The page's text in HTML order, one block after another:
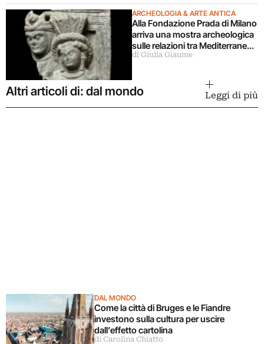
ARCHEOLOGIA & ARTE ANTICA
Alla Fondazione Prada di Milano
arriva una mostra archeologica
sulle relazioni tra Mediterraneo
e Asia
di Giulia Giaume
Altri articoli di: dal mondo Leggi di più
DAL MONDO
Come la città di Bruges e le Fiandre
investono sulla cultura per uscire
dall’effetto cartolina
di Carolina Chiatto